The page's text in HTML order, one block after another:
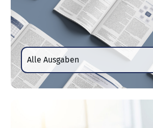
Alle Ausgaben